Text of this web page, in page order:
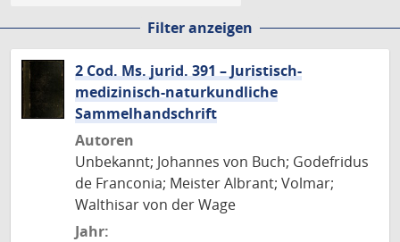
Filter anzeigen
2 Cod. Ms. jurid. 391 – Juristisch-
medizinisch-naturkundliche
Sammelhandschrift
Autoren
Unbekannt; Johannes von Buch; Godefridus
de Franconia; Meister Albrant; Volmar;
Walthisar von der Wage
Jahr: